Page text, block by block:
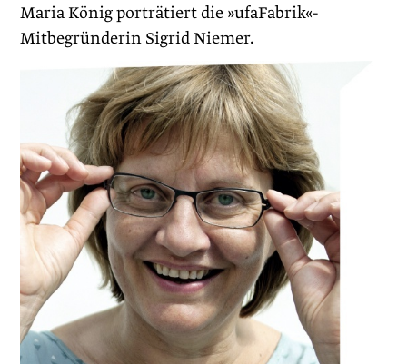
Maria König porträtiert die »ufaFabrik«-
Mitbegründerin Sigrid Niemer.